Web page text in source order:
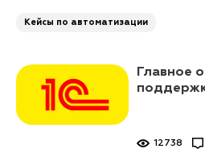
Кейсы по автоматизации
Главное
12738